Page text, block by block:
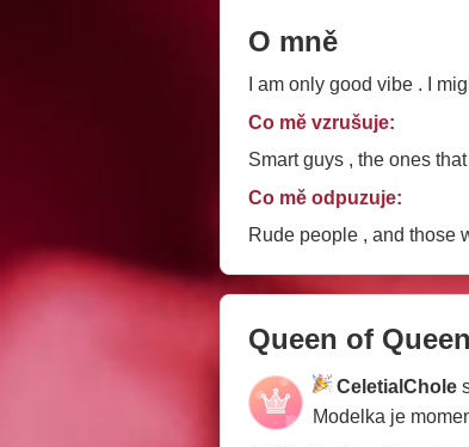
O mně
I am only good vibe . I
Co mě vzrušuje:
Smart guys , the ones
Co mě odpuzuje:
Rude people , and those
Queen of
CeletialChole
Modelka je